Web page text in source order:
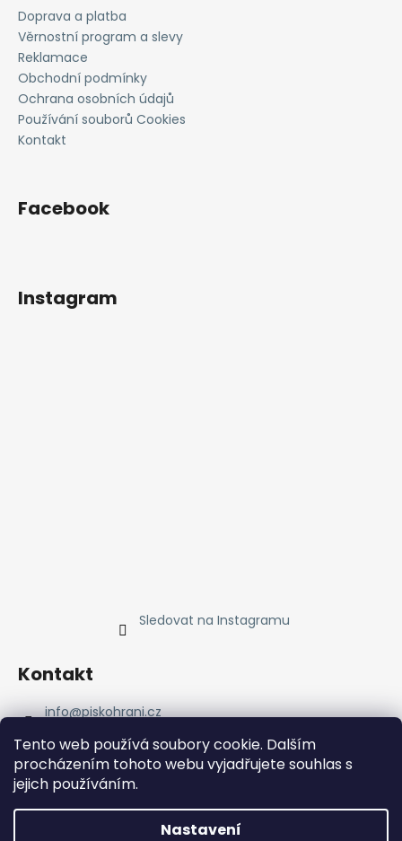
Tento web používá soubory cookie. Dalším
procházením tohoto webu vyjadřujete souhlas s
jejich používáním.
Nastavení
Doprava a platba
Věrnostní program a slevy
Reklamace
Obchodní podmínky
Ochrana osobních údajů
Používání souborů Cookies
Kontakt
Facebook
Instagram
Sledovat na Instagramu
Kontakt
info@piskohrani.cz
723 753 053
Piskohrani
piskohrani/
+420 723 753 053